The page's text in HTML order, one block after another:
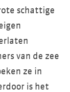
schattige
van de zee
ze in
is het